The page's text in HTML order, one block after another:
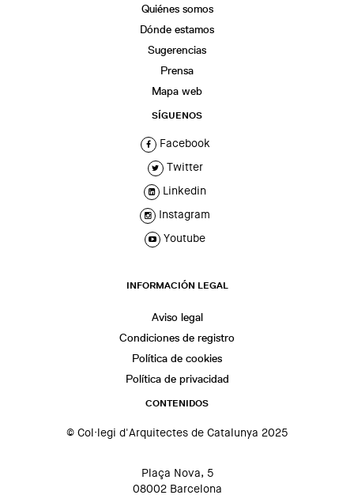
Quiénes somos
Dónde estamos
Sugerencias
Prensa
Mapa web
SÍGUENOS
Facebook
Twitter
Linkedin
Instagram
Youtube
INFORMACIÓN LEGAL
Aviso legal
Condiciones de registro
Política de cookies
Política de privacidad
CONTENIDOS
© Col·legi d'Arquitectes de Catalunya 2025
Plaça Nova, 5
08002 Barcelona